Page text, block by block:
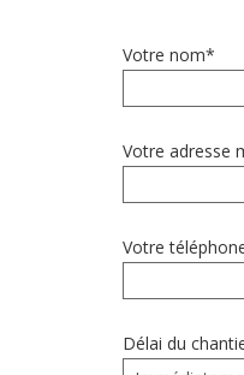
Votre nom*
Votre adresse
Votre
Délai du